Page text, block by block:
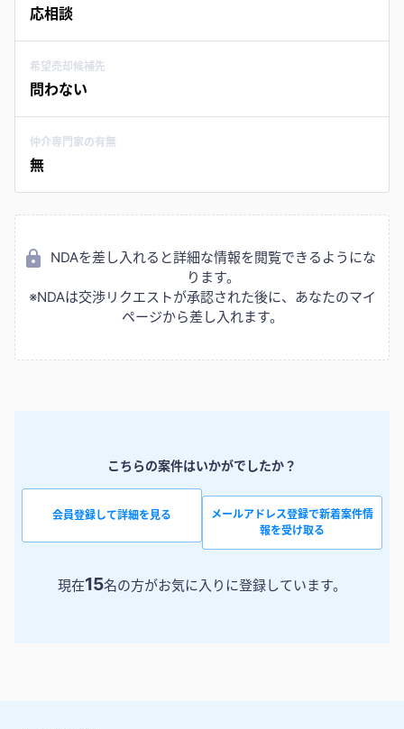
応相談
希望売却候補先
問わない
仲介専門家の有無
無
NDAを差し入れると詳細な情報を閲覧できるようにな
ります。
※NDAは交渉リクエストが承認された後に、あなたのマイ
ページから差し入れます。
こちらの案件はいかがでしたか？
会員登録して詳細を見る
メールアドレス登録で新着案件情
報を受け取る
現在15名の方がお気に入りに登録しています。